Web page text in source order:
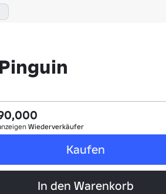
Wiederverkäufer
Kaufen
In den Warenkorb